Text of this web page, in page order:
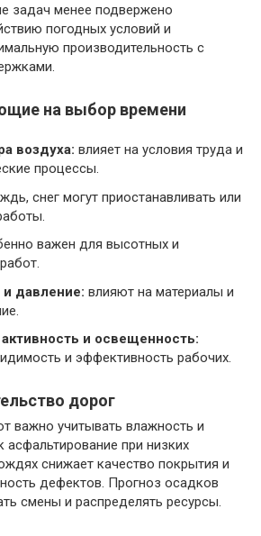
задач менее подвержено
погодных условий и
производительность с
на выбор времени
воздуха: влияет на условия труда и
процессы.
снег могут приостанавливать или
важен для высотных и
давление: влияют на материалы и
и освещенность:
и эффективность рабочих.
дорог
важно учитывать влажность и
асфальтирование при низких
снижает качество покрытия и
дефектов. Прогноз осадков
смены и распределять ресурсы.